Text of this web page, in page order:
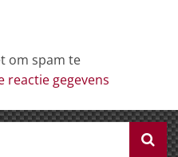
om spam te
reactie gegevens